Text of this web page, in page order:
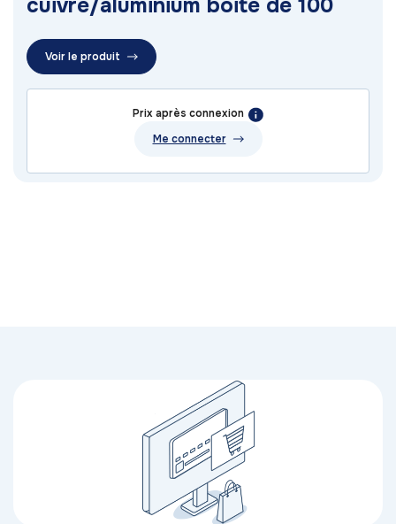
cuivre/aluminium boite de 100
Voir le produit
Prix après connexion
Me connecter